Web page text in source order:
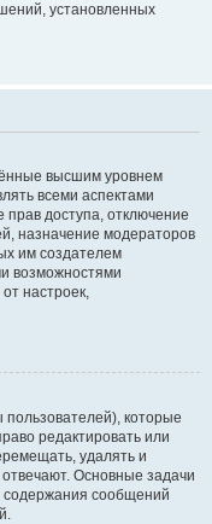
установленных
высшим уровнем
всеми аспектами
доступа, отключение
назначение модераторов
им создателем
возможностями
настроек,
которые
редактировать или
удалять и
Основные задачи
содержания сообщений